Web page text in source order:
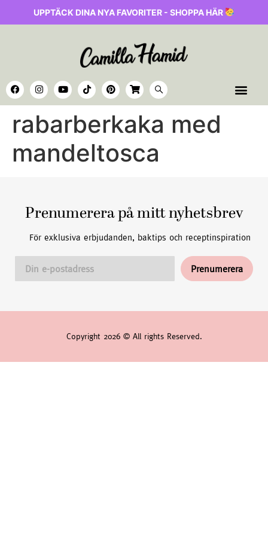
UPPTÄCK DINA NYA FAVORITER - SHOPPA HÄR
rabarberkaka med
mandeltosca
Prenumerera på mitt nyhetsbrev
För exklusiva erbjudanden, baktips och receptinspiration
Copyright 2026 © All rights Reserved.